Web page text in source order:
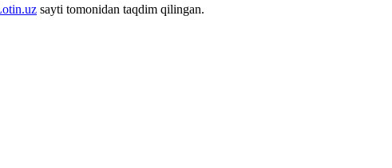
sayti tomonidan taqdim qilingan.